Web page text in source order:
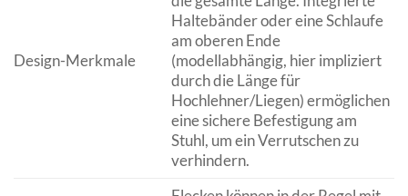
Design-Merkmale
Haltebänder oder eine Schlaufe
am oberen Ende
(modellabhängig, hier impliziert
durch die Länge für
Hochlehner/Liegen) ermöglichen
eine sichere Befestigung am
Stuhl, um ein Verrutschen zu
verhindern.